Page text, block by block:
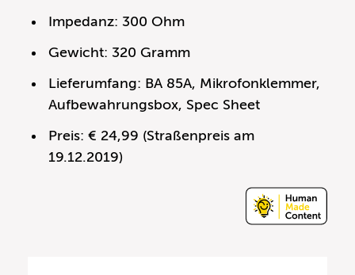
Impedanz: 300 Ohm
Gewicht: 320 Gramm
Lieferumfang: BA 85A, Mikrofonklemmer,
Aufbewahrungsbox, Spec Sheet
Preis: € 24,99 (Straßenpreis am
19.12.2019)